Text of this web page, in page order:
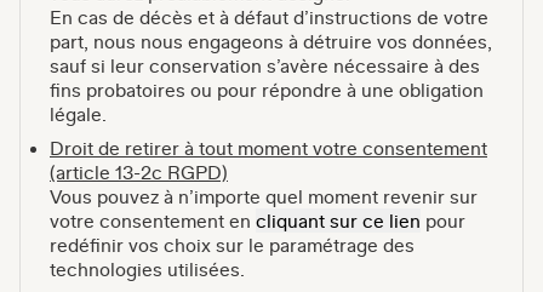
En cas de décès et à défaut d’instructions de votre
part, nous nous engageons à détruire vos données,
sauf si leur conservation s’avère nécessaire à des
fins probatoires ou pour répondre à une obligation
légale.
Droit de retirer à tout moment votre consentement
(article 13-2c RGPD)
Vous pouvez à n’importe quel moment revenir sur
votre consentement en cliquant sur ce lien pour
redéfinir vos choix sur le paramétrage des
technologies utilisées.